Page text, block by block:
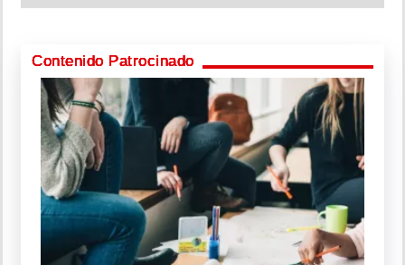
Contenido Patrocinado